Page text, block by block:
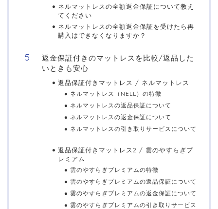
ネルマットレスの全額返金保証について教え
てください
ネルマットレスの全額返金保証を受けたら再
購入はできなくなりますか？
返金保証付きのマットレスを比較/返品した
いときも安心
返品保証付きマットレス / ネルマットレス
ネルマットレス（NELL）の特徴
ネルマットレスの返品保証について
ネルマットレスの返金保証について
ネルマットレスの引き取りサービスについて
返品保証付きマットレス2 / 雲のやすらぎプ
レミアム
雲のやすらぎプレミアムの特徴
雲のやすらぎプレミアムの返品保証について
雲のやすらぎプレミアムの返金保証について
雲のやすらぎプレミアムの引き取りサービス